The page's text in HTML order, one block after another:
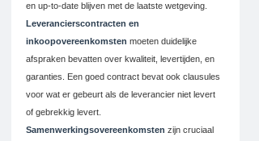
en up-to-date blijven met de laatste wetgeving.
Leverancierscontracten en
inkoopovereenkomsten moeten duidelijke
afspraken bevatten over kwaliteit, levertijden, en
garanties. Een goed contract bevat ook clausules
voor wat er gebeurt als de leverancier niet levert
of gebrekkig levert.
Samenwerkingsovereenkomsten zijn cruciaal